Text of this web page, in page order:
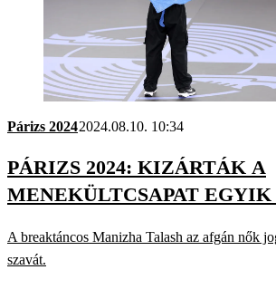
Párizs 20242024.08.10. 10:34
PÁRIZS 2024: KIZÁRTÁK A
MENEKÜLTCSAPAT
A breaktáncos Manizha Talash az afgán nők
szavát.